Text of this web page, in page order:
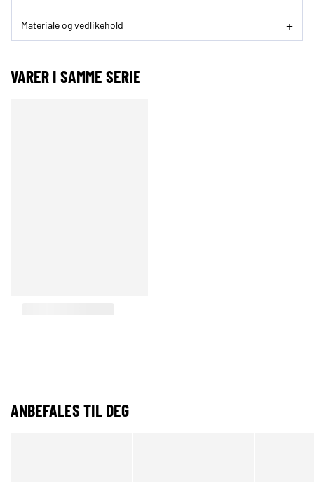
Materiale og vedlikehold
VARER I SAMME SERIE
ANBEFALES TIL DEG